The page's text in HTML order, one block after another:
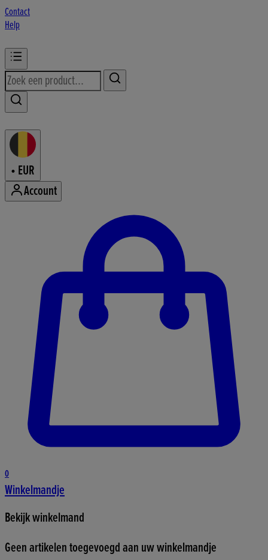
Contact
Help
• EUR
Account
0
Winkelmandje
Bekijk winkelmand
Geen artikelen toegevoegd aan uw winkelmandje